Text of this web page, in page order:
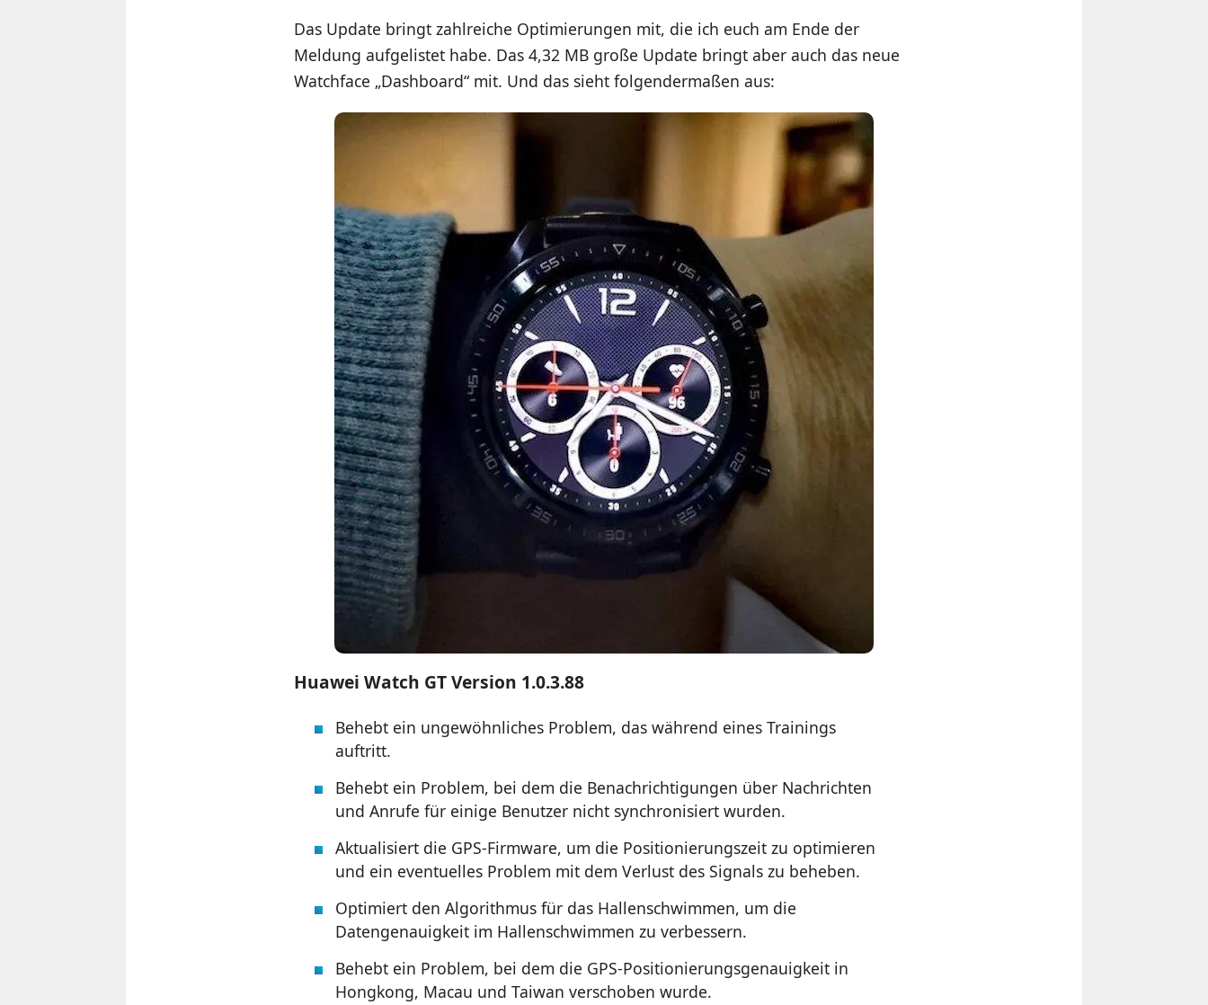
Das Update bringt zahlreiche Optimierungen mit, die ich euch am Ende der
Meldung aufgelistet habe. Das 4,32 MB große Update bringt aber auch das neue
Watchface „Dashboard“ mit. Und das sieht folgendermaßen aus:
Huawei Watch GT Version 1.0.3.88
Behebt ein ungewöhnliches Problem, das während eines Trainings
auftritt.
Behebt ein Problem, bei dem die Benachrichtigungen über Nachrichten
und Anrufe für einige Benutzer nicht synchronisiert wurden.
Aktualisiert die GPS-Firmware, um die Positionierungszeit zu optimieren
und ein eventuelles Problem mit dem Verlust des Signals zu beheben.
Optimiert den Algorithmus für das Hallenschwimmen, um die
Datengenauigkeit im Hallenschwimmen zu verbessern.
Behebt ein Problem, bei dem die GPS-Positionierungsgenauigkeit in
Hongkong, Macau und Taiwan verschoben wurde.